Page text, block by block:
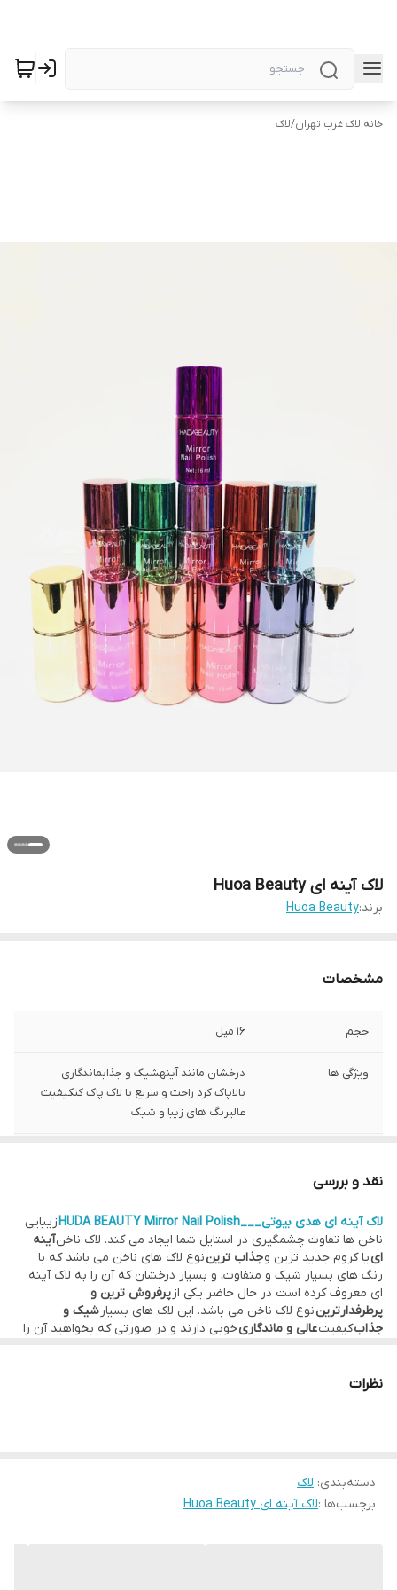
خانه لاک غرب تهران/لاک
لاک آینه ای Huoa Beauty
برند:Huoa Beauty
مشخصات
حجم 16 میل
ویژگی ها
درخشان مانند آینهشیک و جذابماندگاری
بالاپاک کرد راحت و سریع با لاک پاک کنکیفیت
عالیرنگ های زیبا و شیک
نقد و بررسی
لاک آینه ای هدی بیوتی___HUDA BEAUTY Mirror Nail Polish
زیبایی
ناخن ها تفاوت چشمگیری در استایل شما ایجاد می کند. لاک ناخنآینه
اییا کروم جدید ترین وجذاب تریننوع لاک های ناخن می باشد که با
رنگ های بسیار شیک و متفاوت، و بسیار درخشان که آن را به لاک آینه
ای معروف کرده است در حال حاضر یکی از پرفروش ترین و
پرطرفدارتریننوع لاک ناخن می باشد. این لاک های بسیار شیک و
جذابکیفیتعالی و ماندگاریخوبی دارند و در صورتی که بخواهید آن را
نظرات
دسته‌بندی: لاک
برچسب‌ها :لاک آینه ای Huoa Beauty